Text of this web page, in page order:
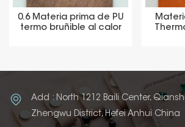
0.6 Materia prima de PU
termo bruñible al calor
Add : North 1212 Baili Center,
Zhengwu District, Hefei Anhui China